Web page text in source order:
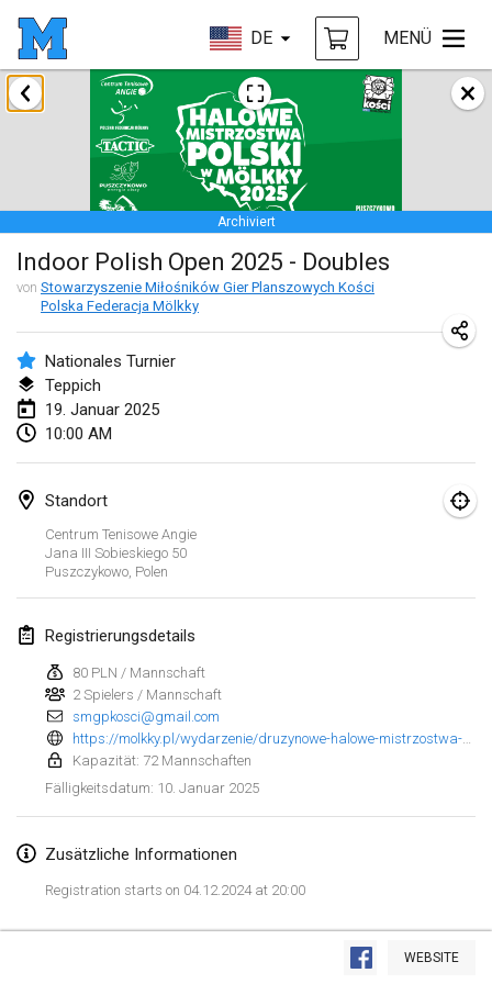
DE MENÜ
Liste anzeigen
Archiviert
Indoor Polish Open 2025 - Doubles
von Stowarzyszenie Miłośników Gier Planszowych Kości
Polska Federacja Mölkky
Nationales Turnier
Teppich
19. Januar 2025
10:00 AM
Standort
Centrum Tenisowe Angie
Jana III Sobieskiego 50
Puszczykowo, Polen
Registrierungsdetails
80 PLN / Mannschaft
2 Spielers / Mannschaft
smgpkosci@gmail.com
Kapazität: 72 Mannschaften
Fälligkeitsdatum: 10. Januar 2025
Zusätzliche Informationen
Registration starts on 04.12.2024 at 20:00
WEBSITE
Januar 2025
Tournoi Mixte ASPTTOM
18. Jan. 2025 Frankreich
Indoor Polish Open 2025 - Singles
18. Jan. 2025|Polen
Tournoi de St Max
19. Jan. 2025|Frankreich
Indoor Polish Open 2025 - Doubles
19. Jan. 2025
Tournoi de Mölkky - Lesfous Dubâtonvaigeois
25. Jan. 2025
Februar 2025
US Mölkky Winter
7. Feb. 2025|Vereinigte Staaten
Open des vendanges tardives
8. Feb. 2025| Frankreich
Indoor de la CASAS
15. Feb. 2025|Frankreich
15. Feb. 2025|Finnland